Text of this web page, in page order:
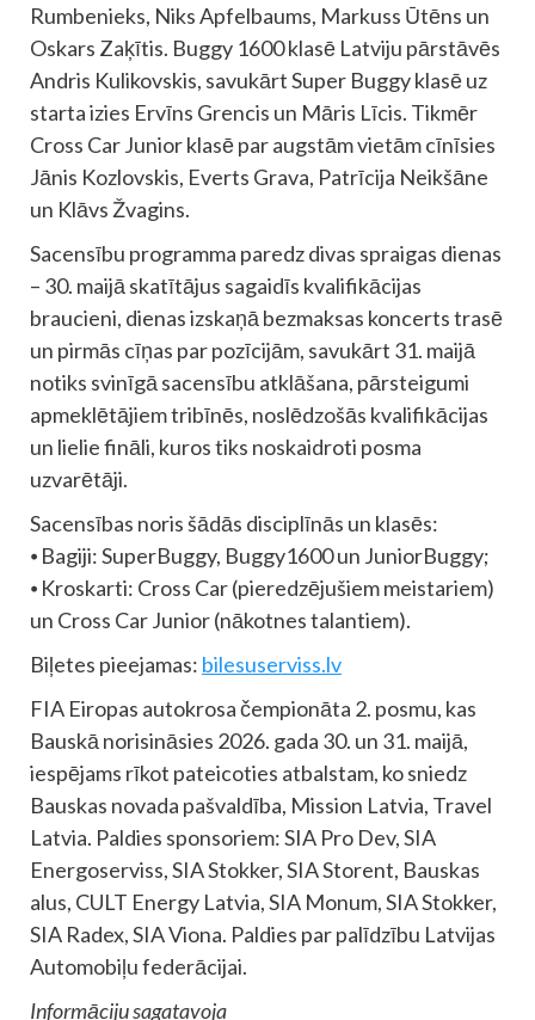
Rumbenieks, Niks Apfelbaums, Markuss Ūtēns un
Oskars Zaķītis. Buggy 1600 klasē Latviju pārstāvēs
Andris Kulikovskis, savukārt Super Buggy klasē uz
starta izies Ervīns Grencis un Māris Līcis. Tikmēr
Cross Car Junior klasē par augstām vietām cīnīsies
Jānis Kozlovskis, Everts Grava, Patrīcija Neikšāne
un Klāvs Žvagins.
Sacensību programma paredz divas spraigas dienas
– 30. maijā skatītājus sagaidīs kvalifikācijas
braucieni, dienas izskaņā bezmaksas koncerts trasē
un pirmās cīņas par pozīcijām, savukārt 31. maijā
notiks svinīgā sacensību atklāšana, pārsteigumi
apmeklētājiem tribīnēs, noslēdzošās kvalifikācijas
un lielie fināli, kuros tiks noskaidroti posma
uzvarētāji.
Sacensības noris šādās disciplīnās un klasēs:
⦁ Bagiji: SuperBuggy, Buggy1600 un JuniorBuggy;
⦁ Kroskarti: Cross Car (pieredzējušiem meistariem)
un Cross Car Junior (nākotnes talantiem).
Biļetes pieejamas: bilesuserviss.lv
FIA Eiropas autokrosa čempionāta 2. posmu, kas
Bauskā norisināsies 2026. gada 30. un 31. maijā,
iespējams rīkot pateicoties atbalstam, ko sniedz
Bauskas novada pašvaldība, Mission Latvia, Travel
Latvia. Paldies sponsoriem: SIA Pro Dev, SIA
Energoserviss, SIA Stokker, SIA Storent, Bauskas
alus, CULT Energy Latvia, SIA Monum, SIA Stokker,
SIA Radex, SIA Viona. Paldies par palīdzību Latvijas
Automobiļu federācijai.
Informāciju sagatavoja